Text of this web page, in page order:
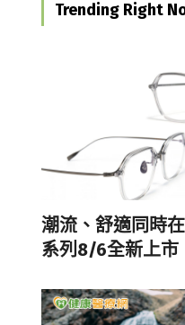
Trending Right
潮流、舒適同時
系列8/6全新上市